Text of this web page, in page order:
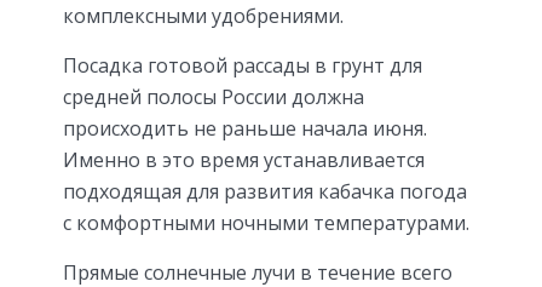
комплексными удобрениями.
Посадка готовой рассады в грунт для
средней полосы России должна
происходить не раньше начала июня.
Именно в это время устанавливается
подходящая для развития кабачка погода
с комфортными ночными температурами.
Прямые солнечные лучи в течение всего